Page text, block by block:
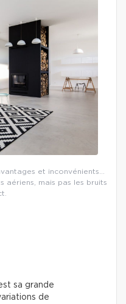
et inconvénients…
aériens, mais pas les bruits
sa grande
de